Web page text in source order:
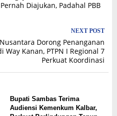
Diajukan, Padahal PBB
NEXT POST
Dorong Penanganan
Way Kanan, PTPN I Regional 7
Perkuat Koordinasi
Bupati Sambas Terima
Audiensi Kemenkum Kalbar,